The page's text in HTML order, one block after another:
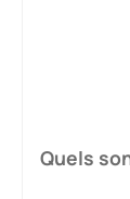
Quels